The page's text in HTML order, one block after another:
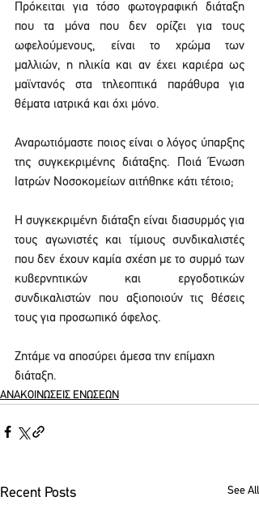
Πρόκειται για τόσο φωτογραφική διάταξη
που τα μόνα που δεν ορίζει για τους
ωφελούμενους, είναι το χρώμα των
μαλλιών, η ηλικία και αν έχει καριέρα ως
μαϊντανός στα τηλεοπτικά παράθυρα για
θέματα ιατρικά και όχι μόνο.
Αναρωτιόμαστε ποιος είναι ο λόγος ύπαρξης
της συγκεκριμένης διάταξης. Ποιά Ένωση
Ιατρών Νοσοκομείων αιτήθηκε κάτι τέτοιο;
Η συγκεκριμένη διάταξη είναι διασυρμός για
τους αγωνιστές και τίμιους συνδικαλιστές
που δεν έχουν καμία σχέση με το συρμό των
κυβερνητικών και εργοδοτικών
συνδικαλιστών που αξιοποιούν τις θέσεις
τους για προσωπικό όφελος.
Ζητάμε να αποσύρει άμεσα την επίμαχη
διάταξη.
ΑΝΑΚΟΙΝΩΣΕΙΣ ΕΝΩΣΕΩΝ
Recent Posts See All